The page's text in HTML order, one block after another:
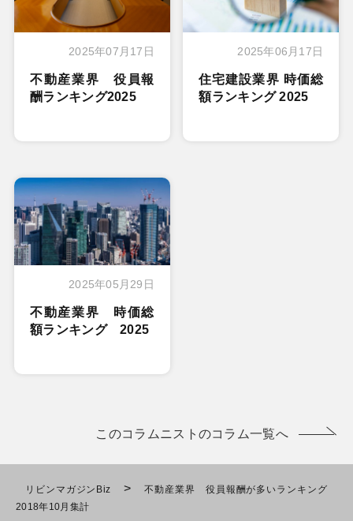
2025年07月17日
不動産業界 役員報
酬ランキング2025
2025年06月17日
住宅建設業界 時価総
額ランキング 2025
2025年05月29日
不動産業界 時価総
額ランキング 2025
このコラムニストのコラム一覧へ
リビンマガジンBiz >
不動産業界 役員報酬が多いランキング
2018年10月集計